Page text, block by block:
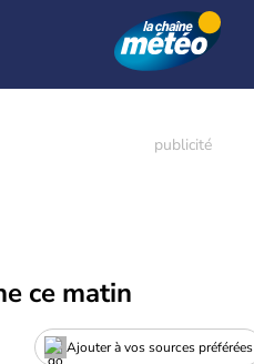
ce matin
Ajouter à vos sources préférées